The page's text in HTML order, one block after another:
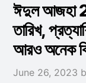
ঈদুল আজহা
তারিখ,
আরও অনেক
June 26, 2023